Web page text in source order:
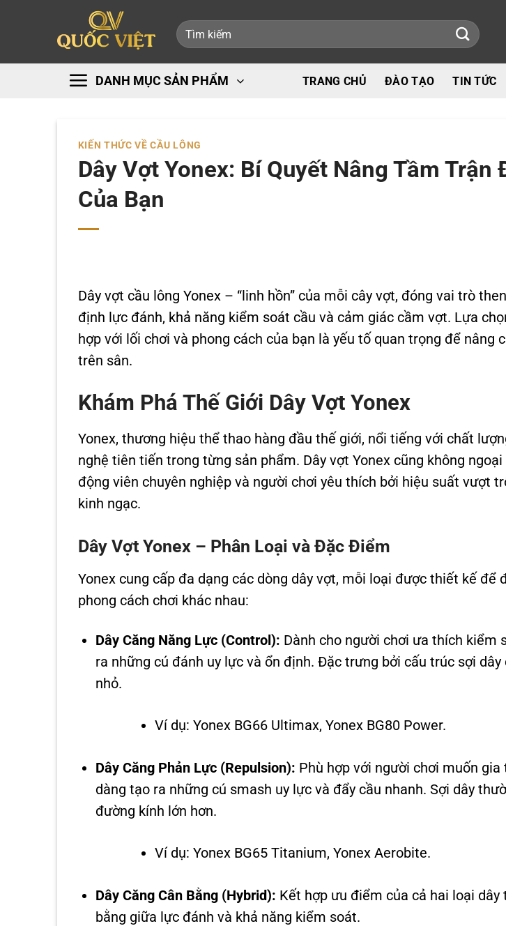
Tìm
kiếm:
DANH MỤC SẢN PHẨM TRANG CHỦ ĐÀO TẠO TIN TỨC
KIẾN THỨC VỀ CẦU LÔNG
Dây Vợt Yonex: Bí Quyết Nâng Tầm Trận
Của Bạn
Dây vợt cầu lông Yonex – “linh hồn” của mỗi cây vợt, đóng vai trò
định lực đánh, khả năng kiểm soát cầu và cảm giác cầm vợt. Lựa
hợp với lối chơi và phong cách của bạn là yếu tố quan trọng để nâng
trên sân.
Khám Phá Thế Giới Dây Vợt Yonex
Yonex, thương hiệu thể thao hàng đầu thế giới, nổi tiếng với chất
nghệ tiên tiến trong từng sản phẩm. Dây vợt Yonex cũng không
động viên chuyên nghiệp và người chơi yêu thích bởi hiệu suất vượt
kinh ngạc.
Dây Vợt Yonex – Phân Loại và Đặc Điểm
Yonex cung cấp đa dạng các dòng dây vợt, mỗi loại được thiết kế để
phong cách chơi khác nhau:
Dây Căng Năng Lực (Control): Dành cho người chơi ưa thích kiểm
ra những cú đánh uy lực và ổn định. Đặc trưng bởi cấu trúc sợi dây
nhỏ.
Ví dụ: Yonex BG66 Ultimax, Yonex BG80 Power.
Dây Căng Phản Lực (Repulsion): Phù hợp với người chơi muốn gia
dàng tạo ra những cú smash uy lực và đẩy cầu nhanh. Sợi dây
đường kính lớn hơn.
Ví dụ: Yonex BG65 Titanium, Yonex Aerobite.
Dây Căng Cân Bằng (Hybrid): Kết hợp ưu điểm của cả hai loại dây
bằng giữa lực đánh và khả năng kiểm soát.